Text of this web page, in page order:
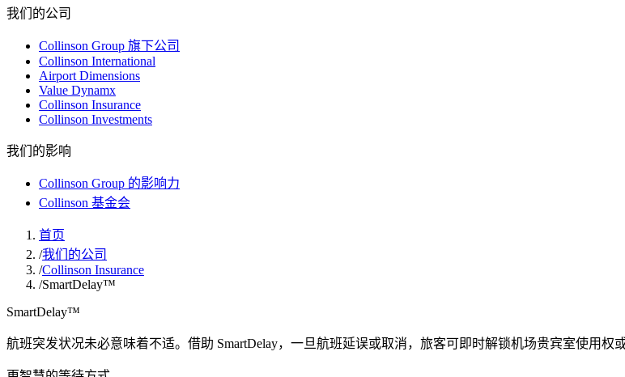
我们的公司
Collinson Group 旗下公司
Collinson International
Airport Dimensions
Value Dynamx
Collinson Insurance
Collinson Investments
我们的影响
Collinson Group 的影响力
Collinson 基金会
首页
/我们的公司
/Collinson Insurance
/SmartDelay™
SmartDelay™
航班突发状况未必意味着不适。借助 SmartDelay，一旦航班延误或取消，旅客可即时解锁机场贵宾室使用权